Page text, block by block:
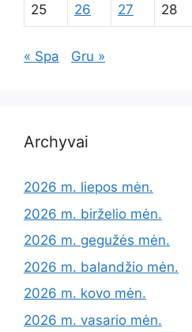
25 26 27 28
« Spa Gru »
Archyvai
2026 m. liepos mėn.
2026 m. birželio mėn.
2026 m. gegužės mėn.
2026 m. balandžio mėn.
2026 m. kovo mėn.
2026 m. vasario mėn.